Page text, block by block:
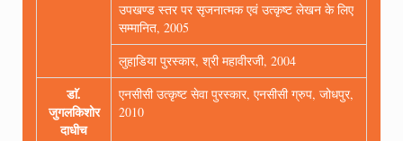
उपखण्ड स्तर पर सृजनात्मक एवं उत्कृष्ट लेखन के लिए
सम्मानित, 2005
लुहाडि़या पुरस्कार, श्री महावीरजी, 2004
डाॅ.
जुगलकिशोर
दाधीच
एनसीसी उत्कृष्ट सेवा पुरस्कार, एनसीसी ग्रुप, जोधपुर,
2010